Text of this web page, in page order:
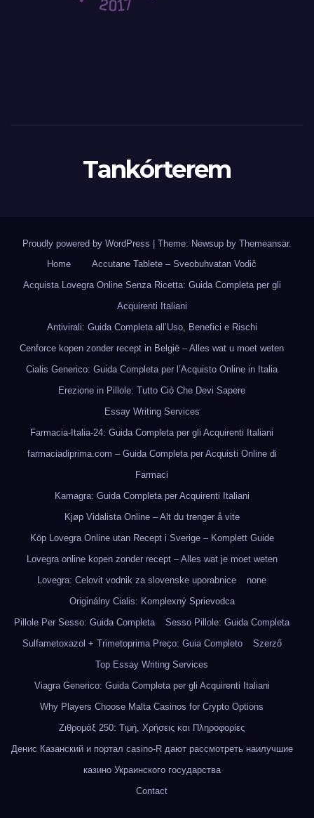
Tankórterem
Proudly powered by WordPress Theme: Newsup by Themeansar.
Home
Accutane Tablete – Sveobuhvatan Vodič
Acquista Lovegra Online Senza Ricetta: Guida Completa per gli
Acquirenti Italiani
Antivirali: Guida Completa all’Uso, Benefici e Rischi
Cenforce kopen zonder recept in België – Alles wat u moet weten
Cialis Generico: Guida Completa per l’Acquisto Online in Italia
Erezione in Pillole: Tutto Ciò Che Devi Sapere
Essay Writing Services
Farmacia-Italia-24: Guida Completa per gli Acquirenti Italiani
farmaciadiprima.com – Guida Completa per Acquisti Online di
Farmaci
Kamagra: Guida Completa per Acquirenti Italiani
Kjøp Vidalista Online – Alt du trenger å vite
Köp Lovegra Online utan Recept i Sverige – Komplett Guide
Lovegra online kopen zonder recept – Alles wat je moet weten
Lovegra: Celovit vodnik za slovenske uporabnice
none
Originálny Cialis: Komplexný Sprievodca
Pillole Per Sesso: Guida Completa
Sesso Pillole: Guida Completa
Sulfametoxazol + Trimetoprima Preço: Guia Completo
Szerző
Top Essay Writing Services
Viagra Generico: Guida Completa per gli Acquirenti Italiani
Why Players Choose Malta Casinos for Crypto Options
Ζιθρομάξ 250: Τιμή, Χρήσεις και Πληροφορίες
Денис Казанский и портал casino-R дают рассмотреть наилучшие
казино Украинского государства
Contact